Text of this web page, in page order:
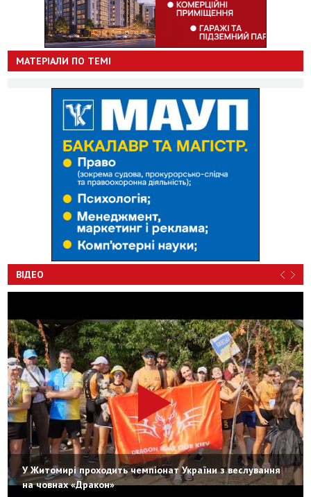
МАТЕРІАЛИ ПО ТЕМІ
ВІДЕО
У Житомирі проходить чемпіонат України з веслування
на човнах «Дракон»